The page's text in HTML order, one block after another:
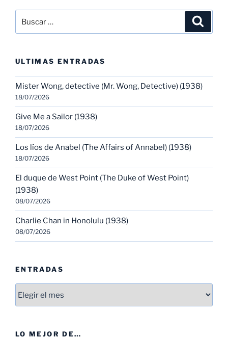
por:
ULTIMAS ENTRADAS
Mister Wong, detective (Mr. Wong, Detective) (1938)
18/07/2026
Give Me a Sailor (1938)
18/07/2026
Los líos de Anabel (The Affairs of Annabel) (1938)
18/07/2026
El duque de West Point (The Duke of West Point)
(1938)
08/07/2026
Charlie Chan in Honolulu (1938)
08/07/2026
ENTRADAS
LO MEJOR DE…